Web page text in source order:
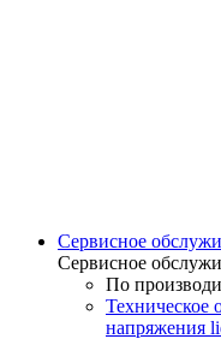
Сервисное
Сервисное
По
Техническое
напряжения